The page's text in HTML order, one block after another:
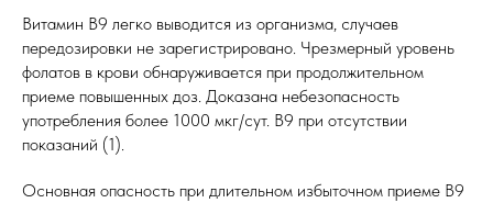
Витамин В9 легко выводится из организма, случаев
передозировки не зарегистрировано. Чрезмерный уровень
фолатов в крови обнаруживается при продолжительном
приеме повышенных доз. Доказана небезопасность
употребления более 1000 мкг/сут. В9 при отсутствии
показаний (1).
Основная опасность при длительном избыточном приеме В9